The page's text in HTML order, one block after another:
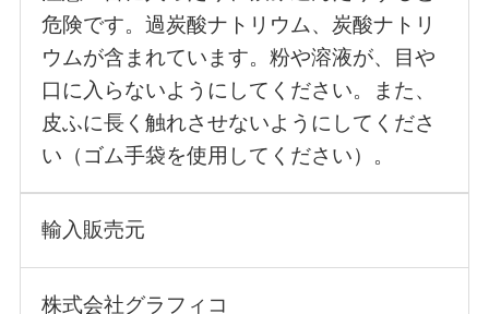
危険です。過炭酸ナトリウム、炭酸ナトリ
ウムが含まれています。粉や溶液が、目や
口に入らないようにしてください。また、
皮ふに長く触れさせないようにしてくださ
い（ゴム手袋を使用してください）。
輸入販売元
株式会社グラフィコ